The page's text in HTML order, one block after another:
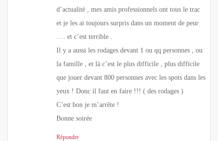
d’actualité , mes amis professionnels ont tous le trac
et je les ai toujours surpris dans un moment de peur
…. et c’est terrible .
Il y a aussi les rodages devant 1 ou qq personnes , ou
la famille , et là c’est le plus difficile , plus difficile
que jouer devant 800 personnes avec les spots dans les
yeux ! Donc il faut en faire !!! ( des rodages )
C’est bon je m’arrête !
Bonne soirée
Répondre